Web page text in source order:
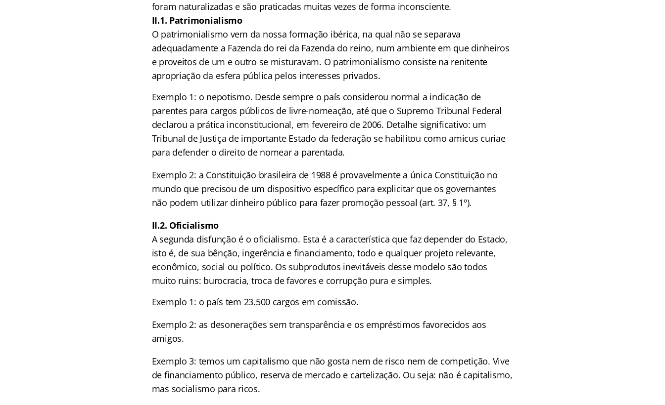
foram naturalizadas e são praticadas muitas vezes de forma inconsciente.
II.1. Patrimonialismo
O patrimonialismo vem da nossa formação ibérica, na qual não se separava
adequadamente a Fazenda do rei da Fazenda do reino, num ambiente em que dinheiros
e proveitos de um e outro se misturavam. O patrimonialismo consiste na renitente
apropriação da esfera pública pelos interesses privados.
Exemplo 1: o nepotismo. Desde sempre o país considerou normal a indicação de
parentes para cargos públicos de livre-nomeação, até que o Supremo Tribunal Federal
declarou a prática inconstitucional, em fevereiro de 2006. Detalhe significativo: um
Tribunal de Justiça de importante Estado da federação se habilitou como amicus curiae
para defender o direito de nomear a parentada.
Exemplo 2: a Constituição brasileira de 1988 é provavelmente a única Constituição no
mundo que precisou de um dispositivo específico para explicitar que os governantes
não podem utilizar dinheiro público para fazer promoção pessoal (art. 37, § 1º).
II.2. Oficialismo
A segunda disfunção é o oficialismo. Esta é a característica que faz depender do Estado,
isto é, de sua bênção, ingerência e financiamento, todo e qualquer projeto relevante,
econômico, social ou político. Os subprodutos inevitáveis desse modelo são todos
muito ruins: burocracia, troca de favores e corrupção pura e simples.
Exemplo 1: o país tem 23.500 cargos em comissão.
Exemplo 2: as desonerações sem transparência e os empréstimos favorecidos aos
amigos.
Exemplo 3: temos um capitalismo que não gosta nem de risco nem de competição. Vive
de financiamento público, reserva de mercado e cartelização. Ou seja: não é capitalismo,
mas socialismo para ricos.